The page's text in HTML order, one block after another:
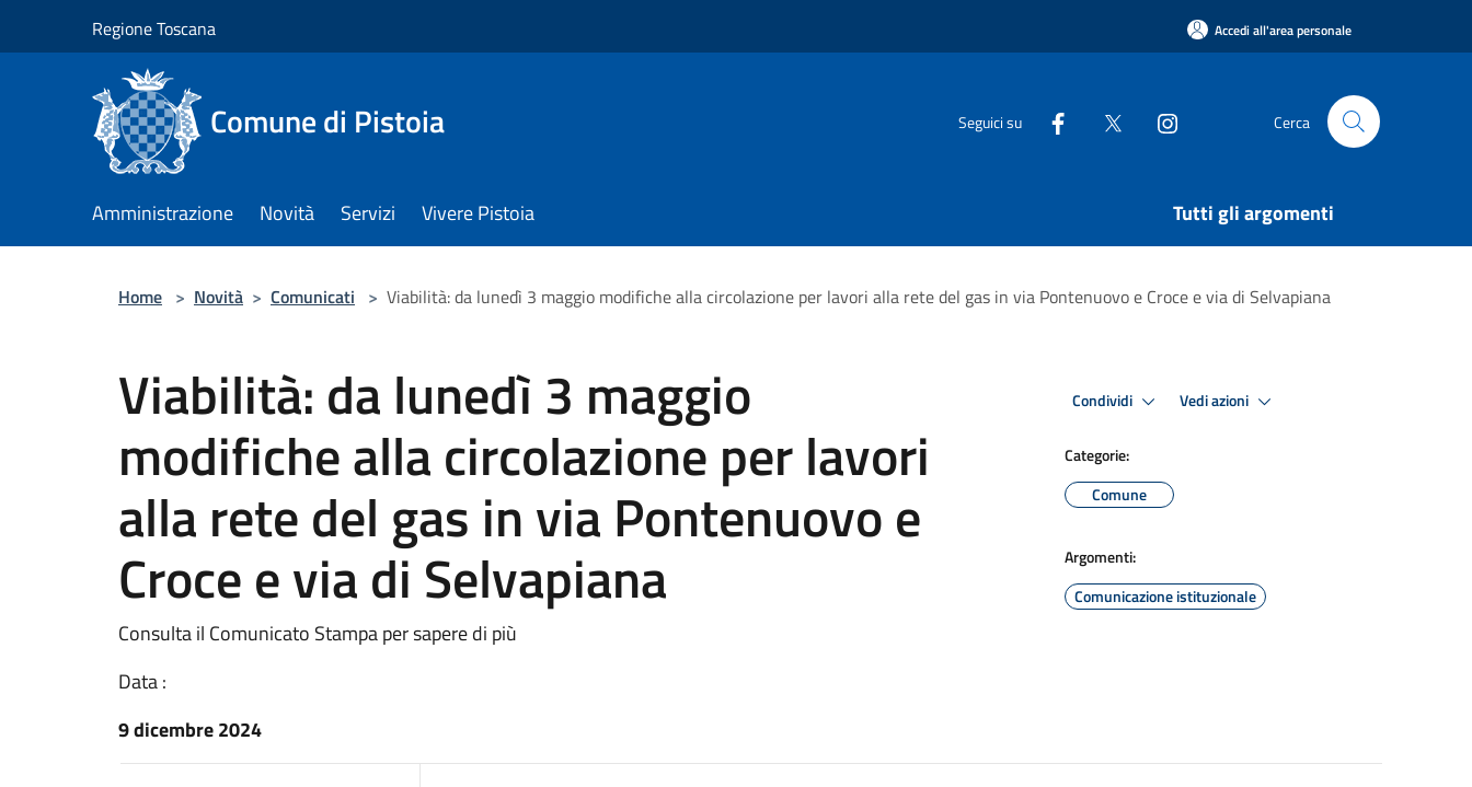
Regione Toscana Accedi all'area personale
Comune di Pistoia Seguici su Cerca
Amministrazione Novità Servizi Vivere Pistoia Tutti gli argomenti
Home > Novità > Comunicati > Viabilità: da lunedì 3 maggio modifiche alla circolazione per lavori alla rete del gas in via Pontenuovo e Croce e via di Selvapiana
Viabilità: da lunedì 3 maggio
modifiche alla circolazione per lavori
alla rete del gas in via Pontenuovo e
Croce e via di Selvapiana
Consulta il Comunicato Stampa per sapere di più
Data :
9 dicembre 2024
Condividi Vedi azioni
Categorie:
Comune
Argomenti:
Comunicazione istituzionale